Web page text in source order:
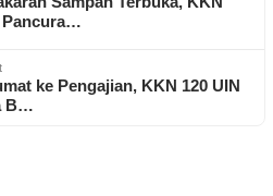
Pancura…
ke Pengajian, KKN 120 UIN
B…